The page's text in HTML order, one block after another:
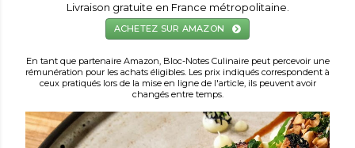
Livraison gratuite en France métropolitaine.
ACHETEZ SUR AMAZON
En tant que partenaire Amazon, Bloc-Notes Culinaire peut percevoir une
rémunération pour les achats éligibles. Les prix indiqués correspondent à
ceux pratiqués lors de la mise en ligne de l'article, ils peuvent avoir
changés entre temps.